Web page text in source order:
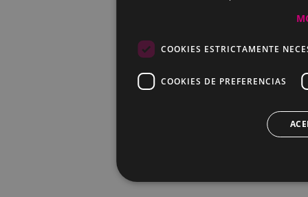
COOKIES ESTRICTAMENTE
COOKIES DE PREFERENCIAS